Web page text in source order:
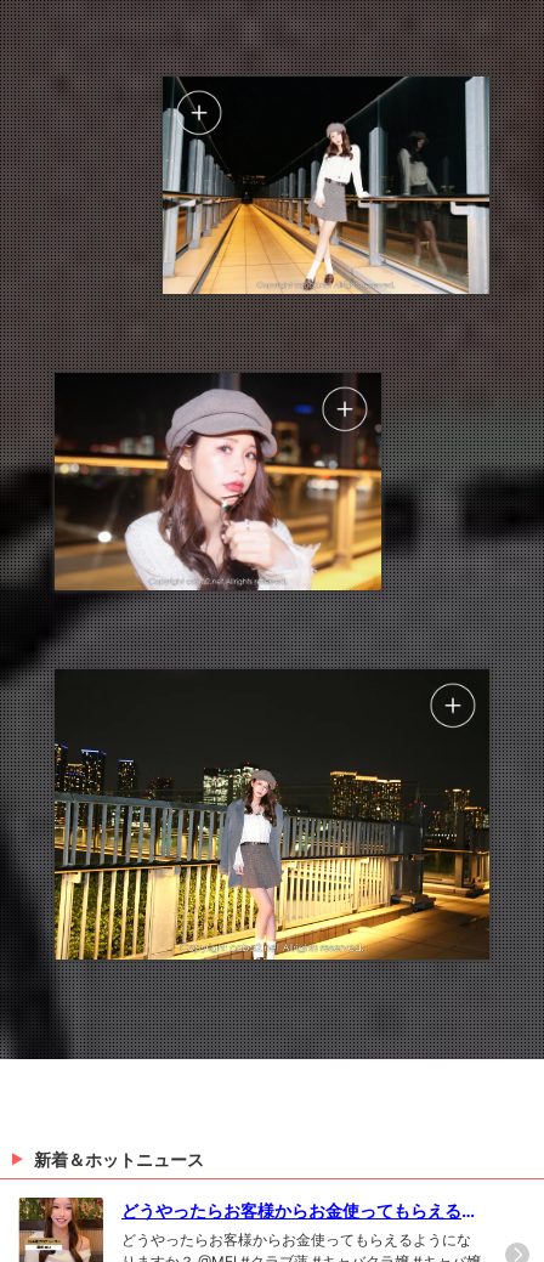
新着＆ホットニュース
どうやったらお客様からお金使ってもらえるよ
うになりますか？ @MEI #クラブ蓮 #キャバク
どうやったらお客様からお金使ってもらえるようにな